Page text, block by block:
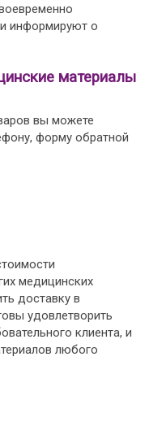
информируют о
материалы
вы можете
форму обратной
медицинских
доставку в
удовлетворить
клиента, и
любого